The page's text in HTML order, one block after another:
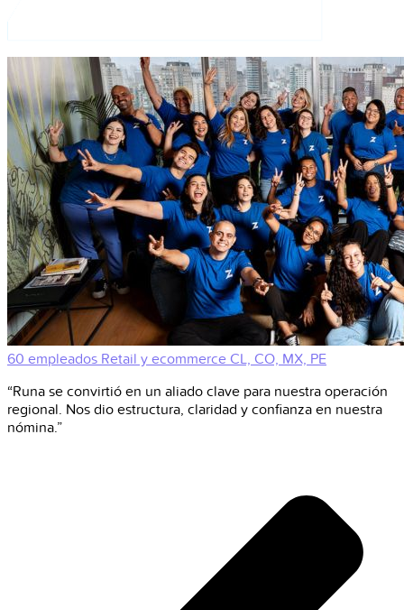
60 empleados Retail y ecommerce CL, CO, MX, PE
“Runa se convirtió en un aliado clave para nuestra operación
regional. Nos dio estructura, claridad y confianza en nuestra
nómina.”